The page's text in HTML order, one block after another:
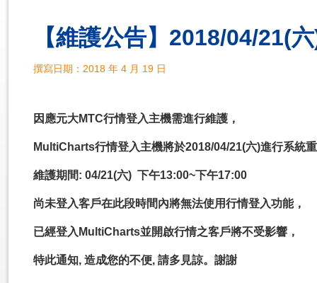
【維護公告】2018/04/21(
撰寫日期：2018 年 4 月 19 日
因應元大MTC行情登入主機需進行維護，
MultiCharts行情登入主機將於2018/04/21(六)進行系統
維護期間: 04/21(六) 下午13:00~下午17:00
尚未登入客戶在此段時間內將無法使用行情登入功能，
已經登入MultiCharts並開啟行情之客戶將不受影響，
特此通知, 造成您的不便, 請多見諒。謝謝